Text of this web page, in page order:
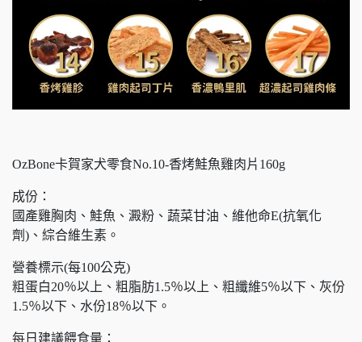
OzBone卡賀家犬零食No.10-香烤鮭魚雞肉片160g
成份：
國產雞胸肉、鮭魚、澱粉、蔬菜甘油、維他命E(抗氧化
劑)、綜合維生素。
營養標示(每100公克)
粗蛋白20％以上、粗脂肪1.5％以上、粗纖維5％以下、灰份
1.5％以下、水份18％以下。
每日建議餵食量：